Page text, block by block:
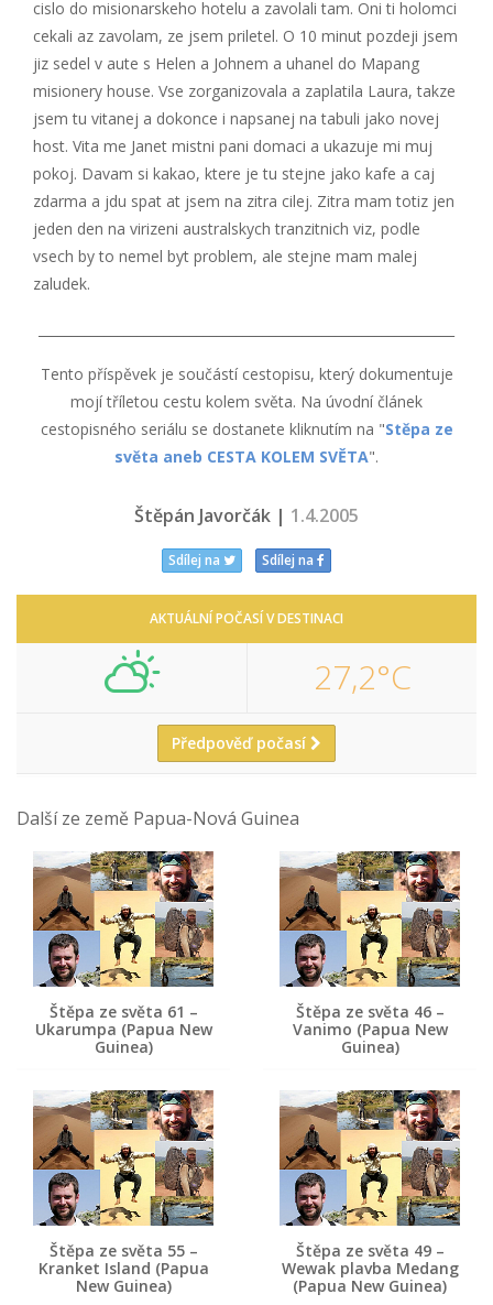
cislo do misionarskeho hotelu a zavolali tam. Oni ti holomci
cekali az zavolam, ze jsem priletel. O 10 minut pozdeji jsem
jiz sedel v aute s Helen a Johnem a uhanel do Mapang
misionery house. Vse zorganizovala a zaplatila Laura, takze
jsem tu vitanej a dokonce i napsanej na tabuli jako novej
host. Vita me Janet mistni pani domaci a ukazuje mi muj
pokoj. Davam si kakao, ktere je tu stejne jako kafe a caj
zdarma a jdu spat at jsem na zitra cilej. Zitra mam totiz jen
jeden den na virizeni australskych tranzitnich viz, podle
vsech by to nemel byt problem, ale stejne mam malej
zaludek.
Tento příspěvek je součástí cestopisu, který dokumentuje
mojí tříletou cestu kolem světa. Na úvodní článek
cestopisného seriálu se dostanete kliknutím na "Stěpa ze
světa aneb CESTA KOLEM SVĚTA".
Štěpán Javorčák | 1.4.2005
Sdílej na Sdílej na
AKTUÁLNÍ POČASÍ V DESTINACI
27,2°C
Předpověď počasí
Další ze země Papua-Nová Guinea
Štěpa ze světa 61 –
Ukarumpa (Papua New
Guinea)
Štěpa ze světa 46 –
Vanimo (Papua New
Guinea)
Štěpa ze světa 55 –
Kranket Island (Papua
New Guinea)
Štěpa ze světa 49 –
Wewak plavba Medang
(Papua New Guinea)